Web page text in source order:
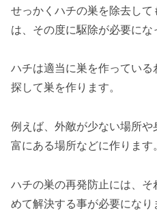
せっかくハチの巣を除去し
は、その度に駆除が必要にな
ハチは適当に巣を作ってい
探して巣を作ります。
例えば、外敵が少ない場所
富にある場所などに作ります。
ハチの巣の再発防止には、
めて解決する事が必要になり